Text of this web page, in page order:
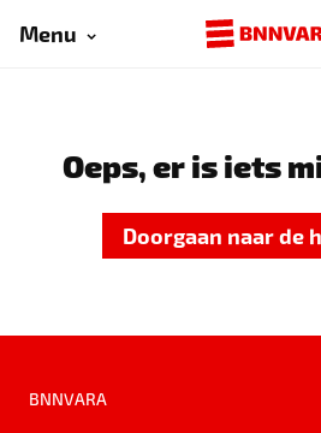
Menu
Oeps, er is iets
Doorgaan naar de
BNNVARA